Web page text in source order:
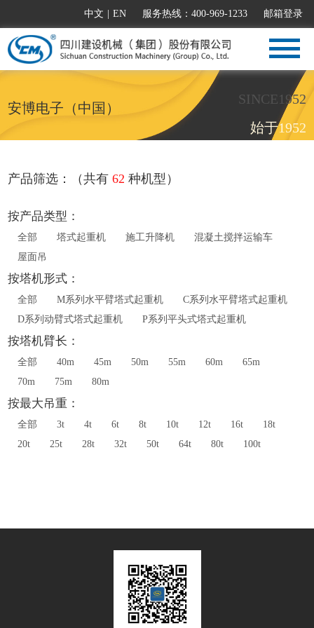
中文 EN 服务热线：400-969-1233 邮箱登录
安博电子（中国）
SINCE1952
始于1952
产品筛选：（共有62 种机型）
按产品类型：
全部 塔式起重机 施工升降机
混凝土搅拌运输车
屋面吊
按塔机形式：
全部 M系列水平臂塔式起重机
C系列水平臂塔式起重机
D系列动臂式塔式起重机
P系列平头式塔式起重机
按塔机臂长：
全部 40m 45m 50m 55m 60m
65m
70m
75m 80m
按最大吊重：
全部 3t 4t 6t 8t 10t 12t 16t
18t
20t
25t 28t 32t 50t 64t 80t 100t